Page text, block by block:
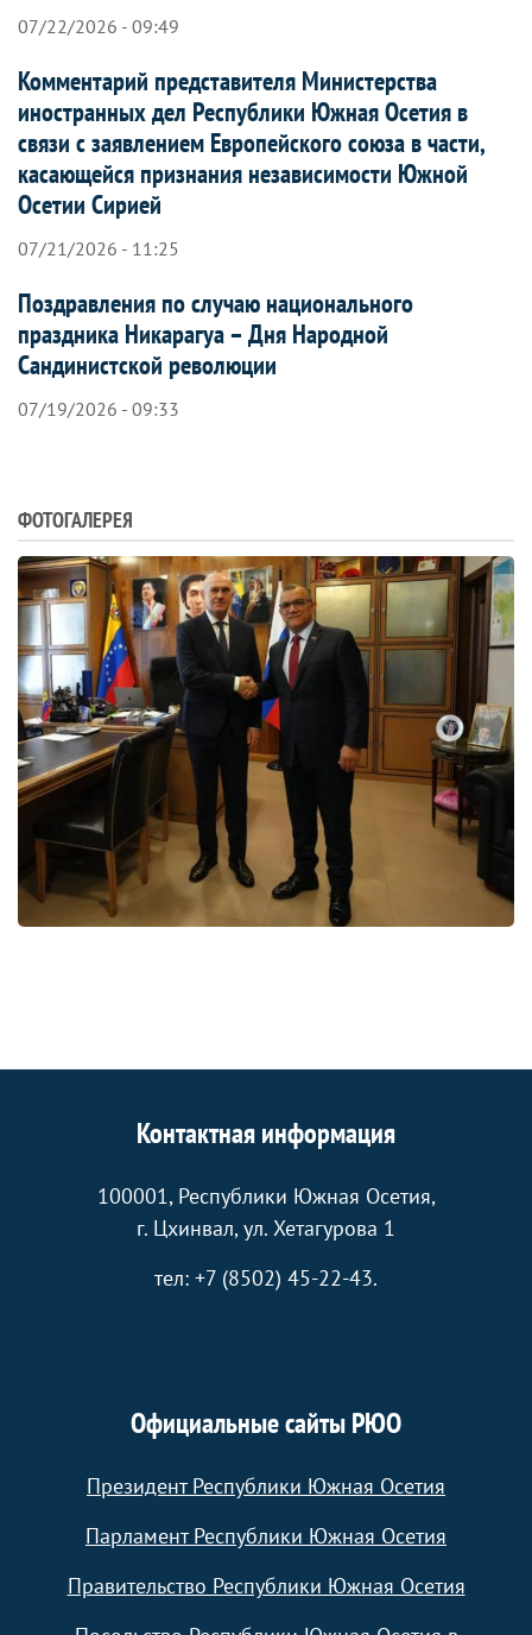
07/22/2026 - 09:49
Комментарий представителя Министерства
иностранных дел Республики Южная Осетия в
связи с заявлением Европейского союза в части,
касающейся признания независимости Южной
Осетии Сирией
07/21/2026 - 11:25
Поздравления по случаю национального
праздника Никарагуа – Дня Народной
Сандинистской революции
07/19/2026 - 09:33
ФОТОГАЛЕРЕЯ
Контактная информация
100001, Республики Южная Осетия,
г. Цхинвал, ул. Хетагурова 1
тел: +7 (8502) 45-22-43.
Официальные сайты РЮО
Президент Республики Южная Осетия
Парламент Республики Южная Осетия
Правительство Республики Южная Осетия